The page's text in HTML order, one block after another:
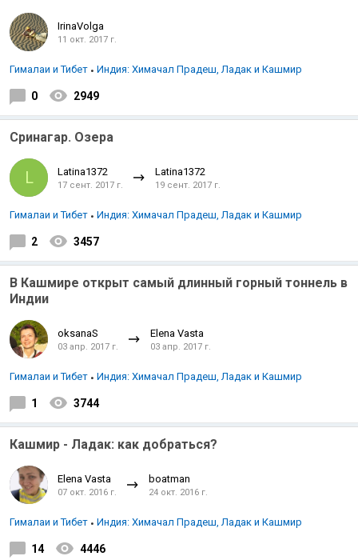
IrinaVolga
11 окт. 2017 г.
Гималаи и Тибет Индия: Химачал Прадеш, Ладак и Кашмир
0 2949
Сринагар. Озера
L Latina1372
17 сент. 2017 г.
Latina1372
19 сент. 2017 г.
Гималаи и Тибет Индия: Химачал Прадеш, Ладак и Кашмир
2 3457
В Кашмире открыт самый длинный горный тоннель в
Индии
oksanaS
03 апр. 2017 г.
Elena Vasta
03 апр. 2017 г.
Гималаи и Тибет Индия: Химачал Прадеш, Ладак и Кашмир
1 3744
Кашмир - Ладак: как добраться?
Elena Vasta
07 окт. 2016 г.
boatman
24 окт. 2016 г.
Гималаи и Тибет Индия: Химачал Прадеш, Ладак и Кашмир
14 4446